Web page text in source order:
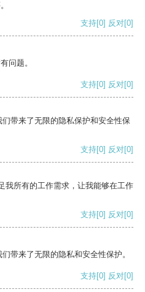
支持[0] 反对[0]
问题。
支持[0] 反对[0]
带来了无限的隐私保护和安全性保
支持[0] 反对[0]
我所有的工作需求，让我能够在工作
支持[0] 反对[0]
带来了无限的隐私和安全性保护。
支持[0] 反对[0]